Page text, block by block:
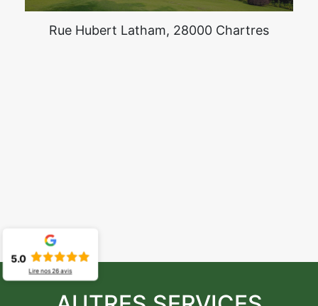
Rue Hubert Latham, 28000 Chartres
5.0
Lire nos26avis